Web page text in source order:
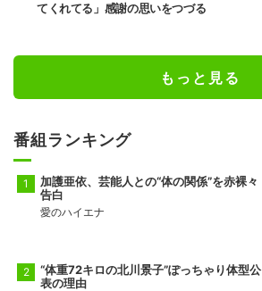
てくれてる」感謝の思いをつづる
もっと見る
番組ランキング
加護亜依、芸能人との“体の関係”を赤裸々
告白
愛のハイエナ
“体重72キロの北川景子”ぽっちゃり体型公
表の理由